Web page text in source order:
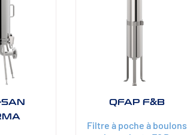
QFAP F&B
Filtre à poche à boulons